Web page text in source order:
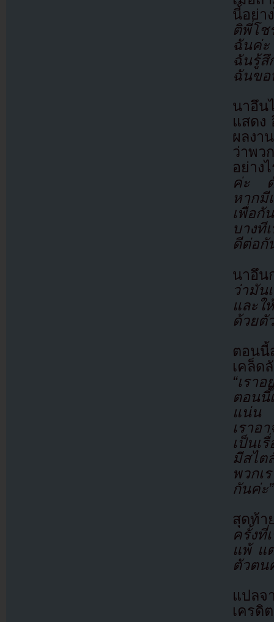
นี้อย่า
ติพี่โช
ฉันค่ะ
ฉันรู้สึ
ฉันขอ
นาอึน
แสดง
ผลงา
ว่าพว
อย่าง
ค่ะ ดั
หากมี
เพื่อกั
บางที
ดีต่อกั
นาอึน
ว่ามัน
และใ
ด้วยตั
ตอนนี้
เคล็ด
“เรา
ตอนนี้
แน่น
เราอ
เป็นเ
มีสไต
พวกเ
กันค่ะ”
สุดท้า
ครั้งที่
แพ้ แ
ตัวตน
แปล
เครดิ